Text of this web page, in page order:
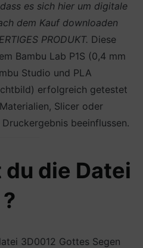
es sich hier um digitale
dem Kauf downloaden
PRODUKT. Diese
Bambu Lab P1S (0,4 mm
Studio und PLA
erfolgreich getestet
Slicer oder
beeinflussen.
die Datei
?
3D0012 Gottes Segen